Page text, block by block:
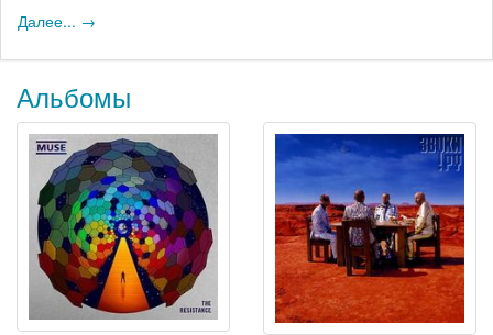
Далее... →
Альбомы